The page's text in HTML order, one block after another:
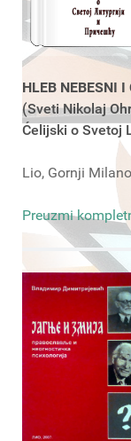
HLEB NEBESNI
(Sveti Nikolaj
Ćelijski o Svetoj
Lio, Gornji
Preuzmi